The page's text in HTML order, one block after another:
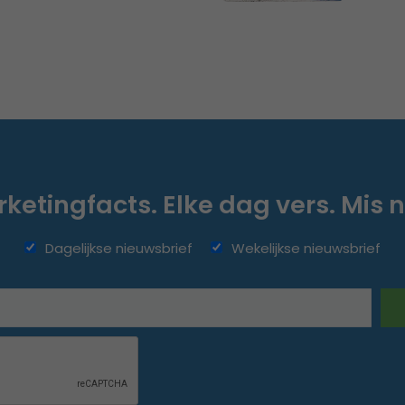
Elke dag vers. Mis
Dagelijkse nieuwsbrief Wekelijkse nieuwsbrief